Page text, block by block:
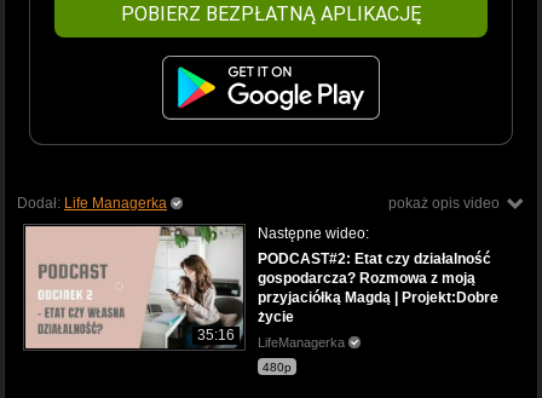
POBIERZ BEZPŁATNĄ APLIKACJĘ
pokaż opis video
Dodał: Life Managerka
35:16
Następne wideo:
PODCAST#2: Etat czy działalność
gospodarcza? Rozmowa z moją
przyjaciółką Magdą | Projekt:Dobre
życie
LifeManagerka
480p